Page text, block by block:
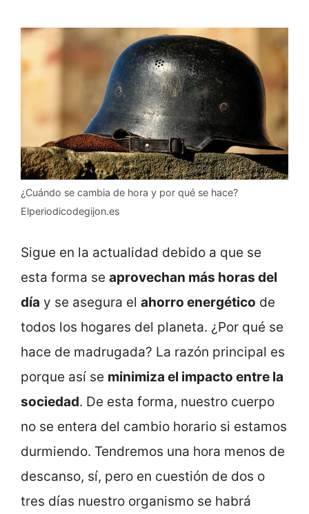
¿Cuándo se cambia de hora y por qué se hace?
Elperiodicodegijon.es
Sigue en la actualidad debido a que se
esta forma se aprovechan más horas del
día y se asegura el ahorro energético de
todos los hogares del planeta. ¿Por qué se
hace de madrugada? La razón principal es
porque así se minimiza el impacto entre la
sociedad. De esta forma, nuestro cuerpo
no se entera del cambio horario si estamos
durmiendo. Tendremos una hora menos de
descanso, sí, pero en cuestión de dos o
tres días nuestro organismo se habrá